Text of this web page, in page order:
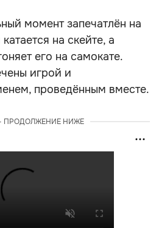
момент запечатлён на
на скейте, а
его на самокате.
игрой и
проведённым вместе.
ПРОДОЛЖЕНИЕ НИЖЕ